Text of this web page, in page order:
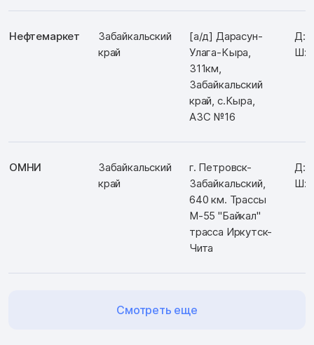
Нефтемаркет
Забайкальский
край
[а/д] Дарасун-
Улага-Кыра,
311км,
Забайкальский
край, с.Кыра,
АЗС №16
Д:
Ш:
ОМНИ
Забайкальский
край
г. Петровск-
Забайкальский,
640 км. Трассы
М-55 "Байкал"
трасса Иркутск-
Чита
Д:
Ш:
Смотреть еще